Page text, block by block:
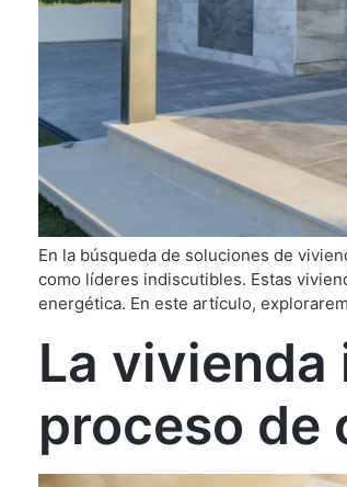
En la búsqueda de soluciones de
como líderes indiscutibles. Estas
energética. En este artículo,
La
proceso de